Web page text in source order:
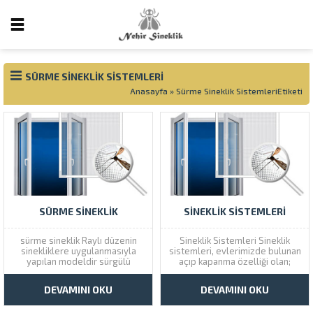
SÜRME SINEKLIK SISTEMLERI
Anasayfa » Sürme Sineklik SistemleriEtiketi
SÜRME SINEKLIK
sürme sineklik Raylı düzenin
sinekliklere uygulanmasıyla
yapılan modeldir sürgülü
sineklik. Diğer modellerden
üstünde hareketi sağlar. Raylı
düzenin en büyük avantajı, içe
DEVAMINI OKU
SINEKLIK SISTEMLERI
Sineklik Sistemleri Sineklik
sistemleri, evlerimizde bulunan
açıp kapanma özelliği olan;
pencere, kapı, cam balkon
doğrama, alüminyum doğrama,
ahşap doğrama, demir doğrama
DEVAMINI OKU